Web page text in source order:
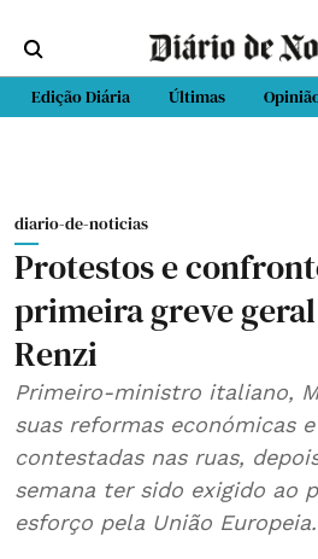
Edição Diária Últimas
diario-de-noticias
Protestos e
primeira greve
Renzi
Primeiro-ministro italiano,
suas reformas económicas
contestadas nas ruas,
semana ter sido exigido ao
esforço pela União Europeia.